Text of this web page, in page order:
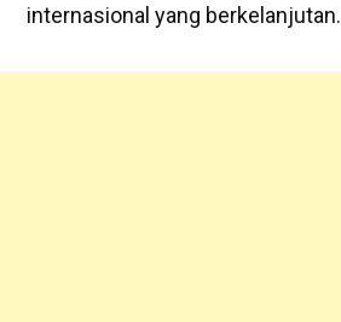
internasional yang berkelanjutan.